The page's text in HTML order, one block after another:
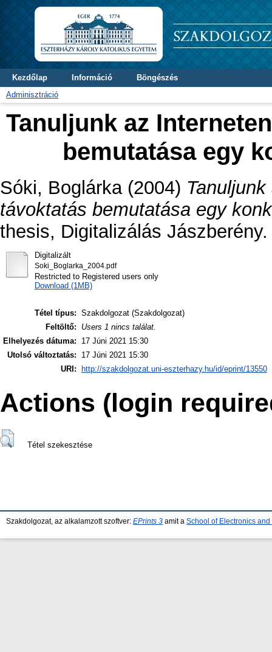
Kezdőlap Információ
Böngészés
Adminisztráció
Tanuljunk az
bemutatása egy
Sóki, Boglárka(2004)
távoktatás bemutatása egy
thesis, Digitalizálás Jászberény.
Digitalizált
Soki_Boglarka_2004.pdf
Restricted to Registered users only
Download (1MB)
Tétel típus: Szakdolgozat (Szakdolgozat)
Feltöltő:
Users 1 nincs találat.
Elhelyezés dátuma:
17 Júni 2021 15:30
Utolsó változtatás:
17 Júni 2021 15:30
URI:
http://szakdolgozat.uni-eszterhazy.hu/id/eprint/13550
Actions (login
Tétel szekesztése
Szakdolgozat, az alkalamzott szoftver: EPrints 3 amit a School of Electronics